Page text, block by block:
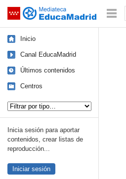
Saltar navegación
Inicio
Canal EducaMadrid
Últimos contenidos
Centros
Inicia sesión para aportar
contenidos, crear listas de
reproducción...
Iniciar sesión